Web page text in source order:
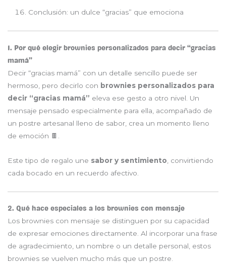
Conclusión: un dulce “gracias” que emociona
1. Por qué elegir brownies personalizados para decir “gracias
mamá”
Decir “gracias mamá” con un detalle sencillo puede ser
hermoso, pero decirlo con brownies personalizados para
decir “gracias mamá” eleva ese gesto a otro nivel. Un
mensaje pensado especialmente para ella, acompañado de
un postre artesanal lleno de sabor, crea un momento lleno
de emoción 🍫.
Este tipo de regalo une sabor y sentimiento , convirtiendo
cada bocado en un recuerdo afectivo.
2. Qué hace especiales a los brownies con mensaje
Los brownies con mensaje se distinguen por su capacidad
de expresar emociones directamente. Al incorporar una frase
de agradecimiento, un nombre o un detalle personal, estos
brownies se vuelven mucho más que un postre.